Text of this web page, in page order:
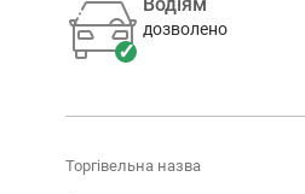
дозволено
Торгівельна назва